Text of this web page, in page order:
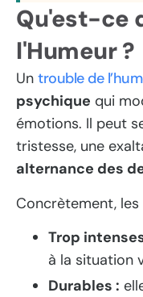
Qu'est-ce
l'Humeur ?
Un trouble de
psychique qui
émotions. Il peut
tristesse, une
alternance des
Concrètement,
Trop
à la situation
Durables :